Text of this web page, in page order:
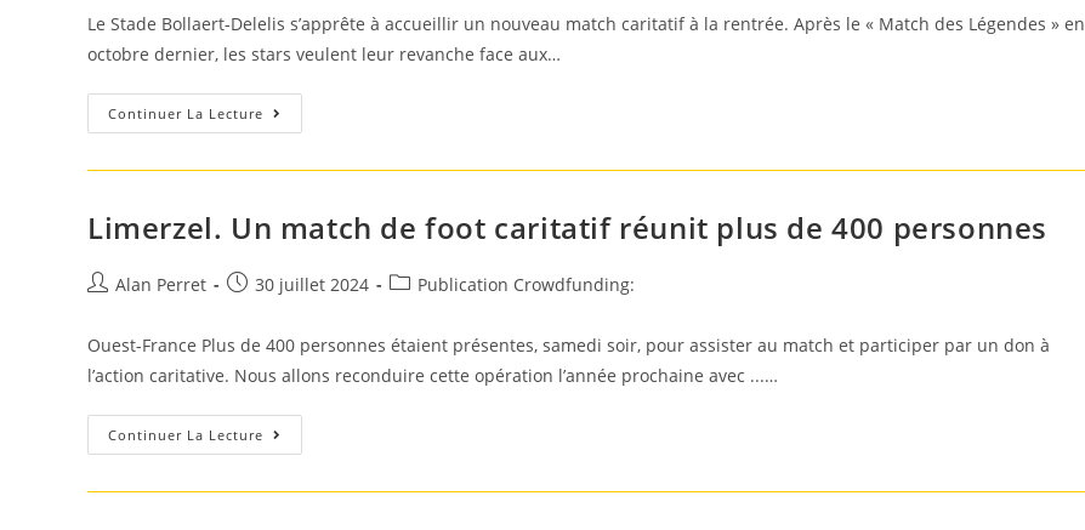
la
publication :
Le Stade Bollaert-Delelis s’apprête à accueillir un nouveau match caritatif à la rentrée. Après le « Match des Légendes » en
octobre dernier, les stars veulent leur revanche face aux…
Continuer La Lecture Un
Nouveau
Caritatif
Légendes
Lensoises
Légendes
Du
Au
Stade
Bollaert
Limerzel. Un match de foot caritatif réunit plus de 400 personnes
Auteur/autrice
la
publication :
Alan Perret
Post30 juillet 2024
PostPublication Crowdfunding:
Ouest-France Plus de 400 personnes étaient présentes, samedi soir, pour assister au match et participer par un don à
l’action caritative. Nous allons reconduire cette opération l’année prochaine avec ...…
Continuer La Lecture Limerzel.
Un
De